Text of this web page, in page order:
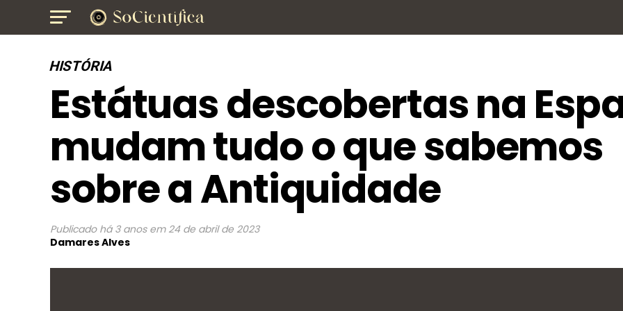
HISTÓRIA
Estátuas descobertas na
mudam tudo o que sabemos
sobre a Antiquidade
Publicado há 3 anos em 24 de abril de 2023
Damares Alves